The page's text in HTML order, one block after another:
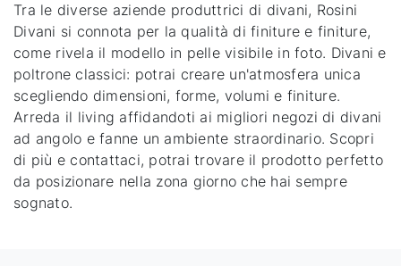
Tra le diverse aziende produttrici di divani, Rosini
Divani si connota per la qualità di finiture e finiture,
come rivela il modello in pelle visibile in foto. Divani e
poltrone classici: potrai creare un'atmosfera unica
scegliendo dimensioni, forme, volumi e finiture.
Arreda il living affidandoti ai migliori negozi di divani
ad angolo e fanne un ambiente straordinario. Scopri
di più e contattaci, potrai trovare il prodotto perfetto
da posizionare nella zona giorno che hai sempre
sognato.